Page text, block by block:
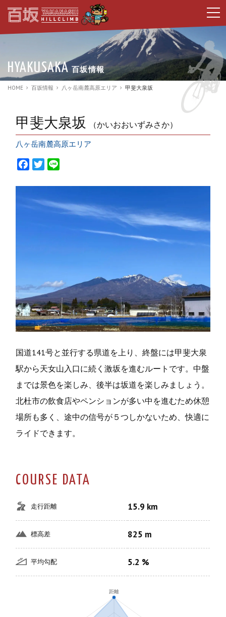
t
o
g
l
e
a
v
i
g
HYAKUSAKA 百坂情報
HOME 百坂情報 八ヶ岳南麓高原エリア 甲斐大泉坂
甲斐大泉坂 （かいおおいずみさか）
八ヶ岳南麓高原エリア
F
c
e
T
i
t
n
e
国道141号と並行する県道を上り、終盤には甲斐大泉
駅から天女山入口に続く激坂を進むルートです。中盤
までは景色を楽しみ、後半は坂道を楽しみましょう。
北杜市の飲食店やペンションが多い中を進むため休憩
場所も多く、途中の信号が５つしかないため、快適に
ライドできます。
COURSE DATA
走行距離 15.9 km
標高差 825 m
平均勾配 5.2 %